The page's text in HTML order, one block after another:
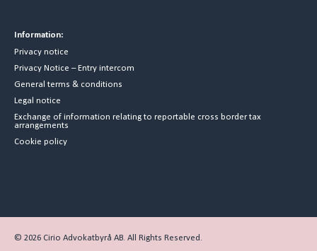
Information:
Privacy notice
Privacy Notice – Entry intercom
General terms & conditions
Legal notice
Exchange of information relating to reportable cross border tax
arrangements
Cookie policy
© 2026 Cirio Advokatbyrå AB. All Rights Reserved.